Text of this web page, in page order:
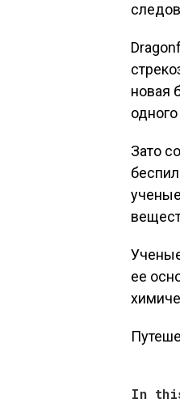
новая
Зато
ее
In